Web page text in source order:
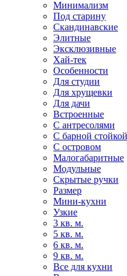
Минимализм
Под старину
Скандинавские
Элитные
Эксклюзивные
Хай-тек
Особенности
Для студии
Для хрущевки
Для дачи
Встроенные
С антресолями
С барной стойкой
С островом
Малогабаритные
Модульные
Скрытые ручки
Размер
Мини-кухни
Узкие
3 кв. м.
5 кв. м.
6 кв. м.
9 кв. м.
Все для кухни